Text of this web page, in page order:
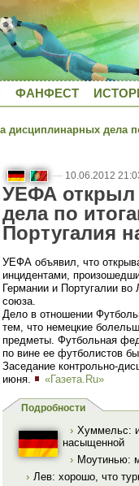
ФАНФЕСТ
дела
— 10.06.2012
УЕФА открыл
дела по
Португалия
УЕФА объявил, что
инцидентами,
Германии и Португалии
союза.
Дело в отношении
тем, что немецкие
предметы. Футбольная
по вине ее футболистов
Заседание контрольно-
июня.
«Газета.Ru»
Подробности
› Хуммельс:
насыщенной
› Моутинью:
› Лев: хорошо, что